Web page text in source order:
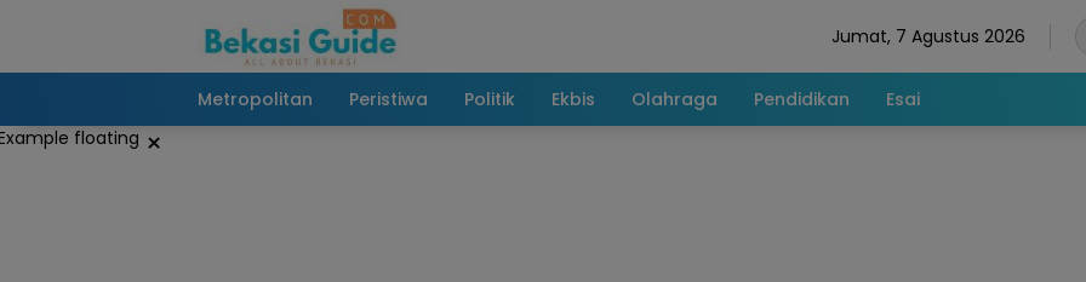
Jumat, 7 Agustus 2026
Metropolitan Peristiwa Politik Ekbis Olahraga Pendidikan Esai
×